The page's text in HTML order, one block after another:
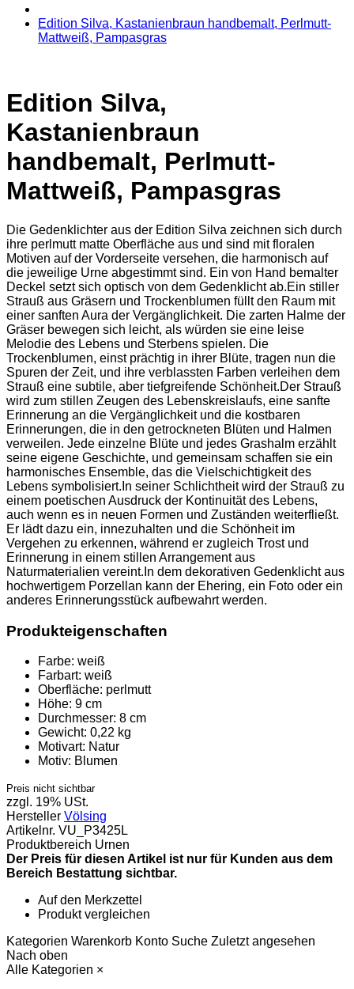
Edition Silva, Kastanienbraun handbemalt, Perlmutt-
Mattweiß, Pampasgras
Edition Silva,
Kastanienbraun
handbemalt, Perlmutt-
Mattweiß, Pampasgras
Die Gedenklichter aus der Edition Silva zeichnen sich durch
ihre perlmutt matte Oberfläche aus und sind mit floralen
Motiven auf der Vorderseite versehen, die harmonisch auf
die jeweilige Urne abgestimmt sind. Ein von Hand bemalter
Deckel setzt sich optisch von dem Gedenklicht ab.Ein stiller
Strauß aus Gräsern und Trockenblumen füllt den Raum mit
einer sanften Aura der Vergänglichkeit. Die zarten Halme der
Gräser bewegen sich leicht, als würden sie eine leise
Melodie des Lebens und Sterbens spielen. Die
Trockenblumen, einst prächtig in ihrer Blüte, tragen nun die
Spuren der Zeit, und ihre verblassten Farben verleihen dem
Strauß eine subtile, aber tiefgreifende Schönheit.Der Strauß
wird zum stillen Zeugen des Lebenskreislaufs, eine sanfte
Erinnerung an die Vergänglichkeit und die kostbaren
Erinnerungen, die in den getrockneten Blüten und Halmen
verweilen. Jede einzelne Blüte und jedes Grashalm erzählt
seine eigene Geschichte, und gemeinsam schaffen sie ein
harmonisches Ensemble, das die Vielschichtigkeit des
Lebens symbolisiert.In seiner Schlichtheit wird der Strauß zu
einem poetischen Ausdruck der Kontinuität des Lebens,
auch wenn es in neuen Formen und Zuständen weiterfließt.
Er lädt dazu ein, innezuhalten und die Schönheit im
Vergehen zu erkennen, während er zugleich Trost und
Erinnerung in einem stillen Arrangement aus
Naturmaterialien vereint.In dem dekorativen Gedenklicht aus
hochwertigem Porzellan kann der Ehering, ein Foto oder ein
anderes Erinnerungsstück aufbewahrt werden.
Produkteigenschaften
Farbe: weiß
Farbart: weiß
Oberfläche: perlmutt
Höhe: 9 cm
Durchmesser: 8 cm
Gewicht: 0,22 kg
Motivart: Natur
Motiv: Blumen
Preis nicht sichtbar
zzgl. 19% USt.
Hersteller Völsing
Artikelnr. VU_P3425L
Produktbereich Urnen
Der Preis für diesen Artikel ist nur für Kunden aus dem
Bereich Bestattung sichtbar.
Auf den Merkzettel
Produkt vergleichen
Kategorien Warenkorb Konto Suche Zuletzt angesehen
Nach oben
Alle Kategorien ×